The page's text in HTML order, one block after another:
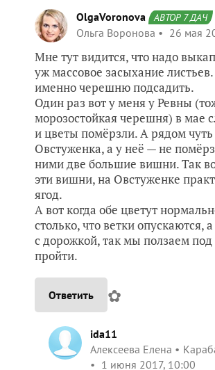
OlgaVoronova АВТОР 7 ДАЧ
Ольга Воронова 26 мая
Мне тут видится, что надо
уж массовое засыхание
именно черешню подсадить.
Один раз вот у меня у Ревны
морозостойкая черешня) в мае
и цветы помёрзли. А рядом
Овстуженка, а у неё — не
ними две большие вишни. Так
эти вишни, на Овстуженке
ягод.
А вот когда обе цветут
столько, что ветки опускаются,
с дорожкой, так мы ползаем
пройти.
Ответить ✿
ida11
Алексеева Елена
1 июня 2017, 10:00